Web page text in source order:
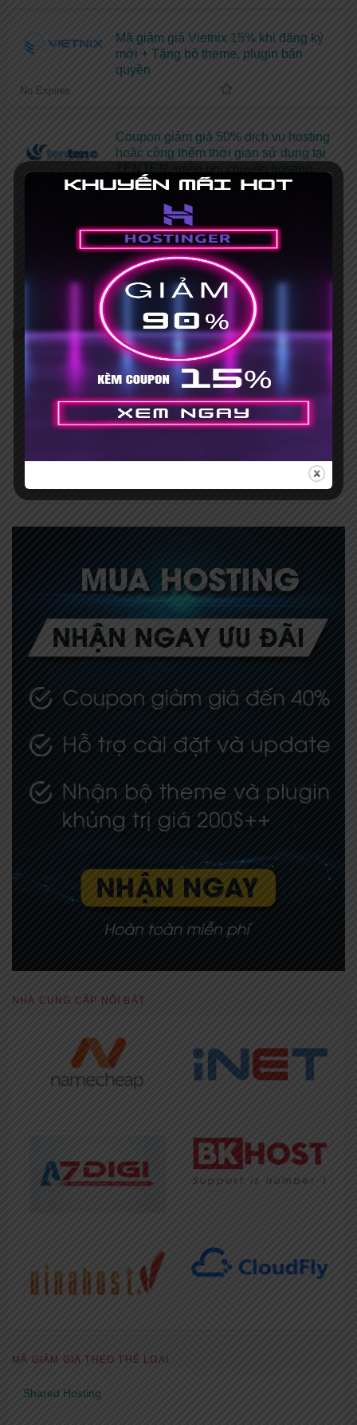
Mã giảm giá Vietnix 15% khi đăng ký
mới + Tặng bộ theme, plugin bản
quyền
No Expires
Coupon giảm giá 50% dịch vụ hosting
hoặc cộng thêm thời gian sử dụng tại
TENTEN, miễn phí chuyển hosting,
tặng thêm plugin SEO
Mã giảm giá Tinohost 10% tất cả các
dịch vụ hosting, VPS
No Expires
ĐĂNG KÝ NHẬN MAIL, COUPON!!!
SUBSCRIBE
You can opt out of our newsletters at any time. See our
.
NHÀ CUNG CẤP NỔI BẬT
MÃ GIẢM GIÁ THEO THỂ LOẠI
Shared Hosting